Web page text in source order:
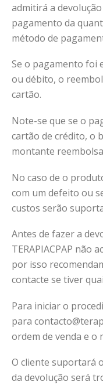
admitirá a
pagamento da
método de
Se o pagamento foi
ou débito, o
cartão.
Note-se que se o
cartão de crédito, o
montante
No caso de o
com um defeito ou
custos serão
Antes de fazer a
TERAPIACPAP não
por isso
contacte se tiver
Para iniciar o
para
ordem de venda e o
O cliente suportará
da devolução será